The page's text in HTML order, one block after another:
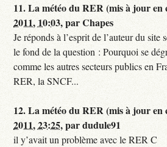
11.La météo du RER (mis à jour
2011, 10:03,parChapes
Je réponds à l’esprit de l’auteur du site
le fond de la question : Pourquoi se
comme les autres secteurs publics en
RER, la SNCF...
12.La météo du RER (mis à jour
2011, 23:25,pardudule91
il y’avait un problème avec le RER C